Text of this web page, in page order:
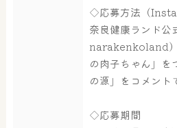
◇応募方法（
奈良健康ランド
narakenkoland）
の肉子ちゃん」を
の源」をコメント
◇応募期間